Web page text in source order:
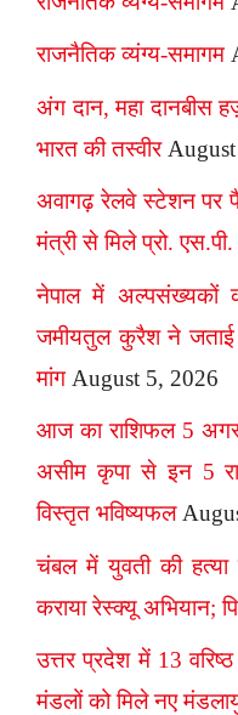
राजनैतिक व्यंग्य-समागम
अंग दान, महा दानबीस
भारत की तस्वीर
अवागढ़ रेलवे स्टेशन पर
मंत्री से मिले प्रो.
नेपाल में अल्पसंख्यकों
जमीयतुल कुरैश ने जताई
मांग August 5, 2026
आज का राशिफल 5
असीम कृपा से इन 5
विस्तृत भविष्यफल
चंबल में युवती की
कराया रेस्क्यू अभियान;
उत्तर प्रदेश में 13
मंडलों को मिले नए